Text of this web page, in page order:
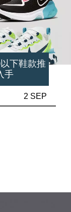
下鞋款推
手
2 SEP